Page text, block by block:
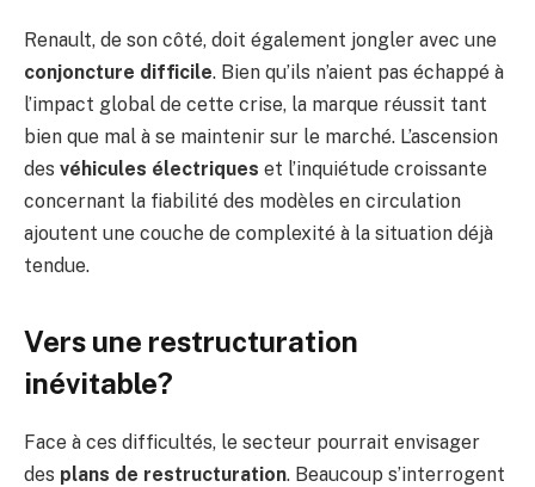
Renault, de son côté, doit également jongler avec une
conjoncture difficile. Bien qu’ils n’aient pas échappé à
l’impact global de cette crise, la marque réussit tant
bien que mal à se maintenir sur le marché. L’ascension
des véhicules électriques et l’inquiétude croissante
concernant la fiabilité des modèles en circulation
ajoutent une couche de complexité à la situation déjà
tendue.
Vers une restructuration
inévitable?
Face à ces difficultés, le secteur pourrait envisager
des plans de restructuration. Beaucoup s’interrogent